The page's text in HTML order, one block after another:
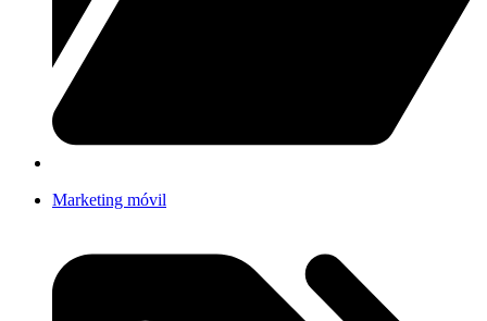
Marketing móvil